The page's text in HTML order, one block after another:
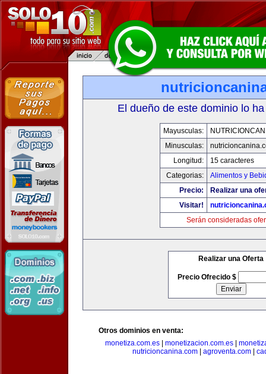
El dueño de este dominio lo
Mayusculas:
Minusculas:
Longitud:
15 caracteres
Categorias:
Alimentos y
Precio:
Realizar una
Visitar!
Serán consideradas
Realizar una Oferta
Precio Ofrecido $
Otros dominios en venta:
monetiza.com.es| monetizacion.com.es|
nutricioncanina.com| agroventa.com|